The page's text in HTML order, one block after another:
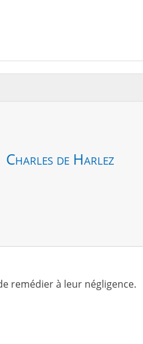
Charles de Harlez
remédier à leur négligence.